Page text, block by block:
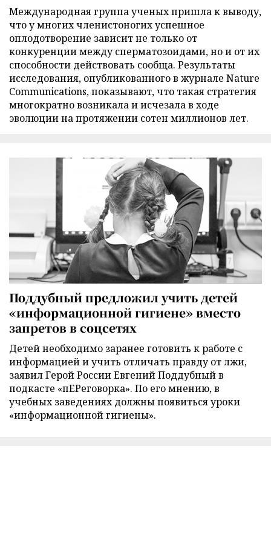
Международная группа ученых пришла к выводу,
что у многих членистоногих успешное
оплодотворение зависит не только от
конкуренции между сперматозоидами, но и от их
способности действовать сообща. Результаты
исследования, опубликованного в журнале Nature
Communications, показывают, что такая стратегия
многократно возникала и исчезала в ходе
эволюции на протяжении сотен миллионов лет.
Поддубный предложил учить детей
«информационной гигиене» вместо
запретов в соцсетях
Детей необходимо заранее готовить к работе с
информацией и учить отличать правду от лжи,
заявил Герой России Евгений Поддубный в
подкасте «пЕРеговорка». По его мнению, в
учебных заведениях должны появиться уроки
«информационной гигиены».